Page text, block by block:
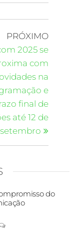
PRÓXIMO
2025 se
com
na
e
final de
até 12 de
setembro
do